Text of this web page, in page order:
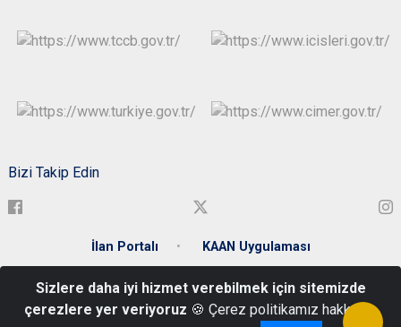
Bizi Takip Edin
İlan Portalı KAAN Uygulaması
Şeyhhayran Mahallesi Cumhuriyet Caddesi No: 20
0458 211 20 80
Sizlere daha iyi hizmet verebilmek için sitemizde
çerezlere yer veriyoruz 🍪 Çerez politikamız hakkında